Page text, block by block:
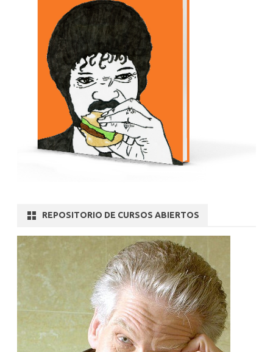
REPOSITORIO DE CURSOS ABIERTOS